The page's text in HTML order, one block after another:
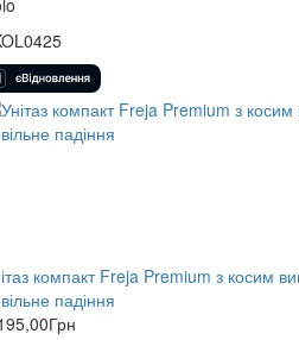
компакт Freja Premium з косим
падіння
Грн